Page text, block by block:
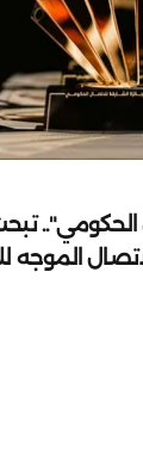
الحكومي"..
الموجه